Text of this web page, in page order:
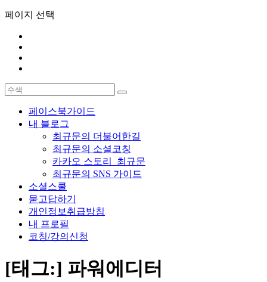
페이지 선택
페이스북가이드
내 블로그
최규문의 더불어한길
최규문의 소셜코칭
카카오 스토리_최규문
최규문의 SNS 가이드
소셜스쿨
묻고답하기
개인정보취급방침
내 프로필
코칭/강의신청
[태그:] 파워에디터